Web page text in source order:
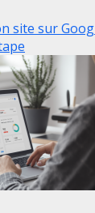
site sur